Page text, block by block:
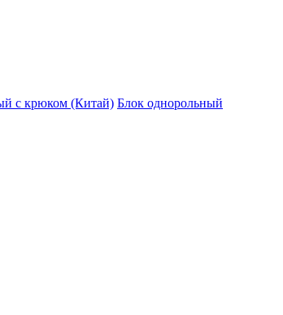
с крюком (Китай) Блок однорольный